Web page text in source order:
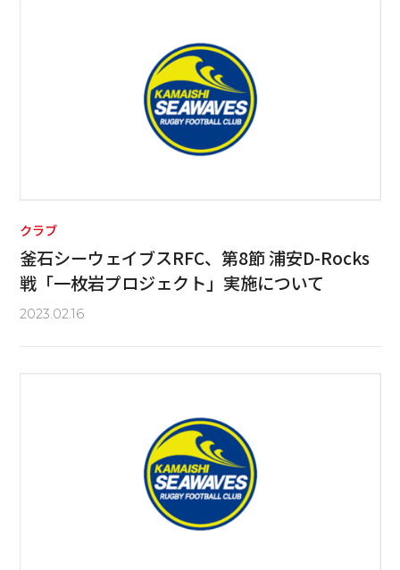
クラブ
釜石シーウェイブスRFC、第8節 浦安D-Rocks
戦「一枚岩プロジェクト」実施について
2023.02.16